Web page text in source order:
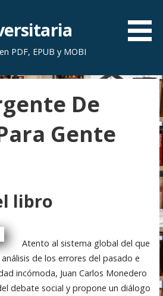
PDF, EPUB y MOBI
De
Gente
libro
Atento al sistema global del que
de los errores del pasado e
incómoda, Juan Carlos Monedero
debate social y propone un diálogo